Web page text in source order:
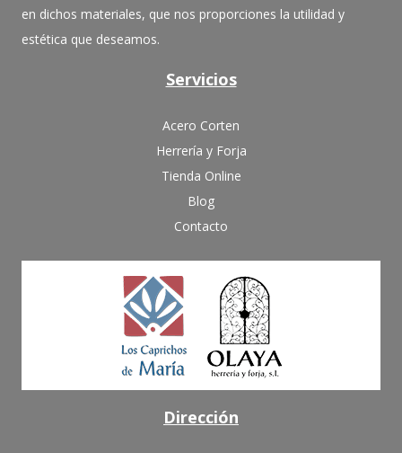
en dichos materiales, que nos proporciones la utilidad y
estética que deseamos.
Servicios
Acero Corten
Herrería y Forja
Tienda Online
Blog
Contacto
Dirección